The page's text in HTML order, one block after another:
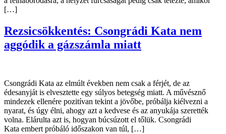
[…]
Rezsicsökkentés: Csongrádi Kata nem
aggódik a gázszámla miatt
Csongrádi Kata az elmúlt években nem csak a férjét, de az
édesanyját is elvesztette egy súlyos betegség miatt. A művésznő
mindezek ellenére pozitívan tekint a jövőbe, próbálja kiélvezni a
nyarat, és úgy élni, ahogy azt a kedvese és az anyukája szerették
volna. Elárulta azt is, hogyan búcsúzott el tőlük. Csongrádi
Kata embert próbáló időszakon van túl, […]